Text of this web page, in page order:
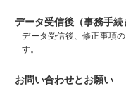
データ受信後（事務手続
データ受信後、修正事項
す。
お問い合わせとお願い